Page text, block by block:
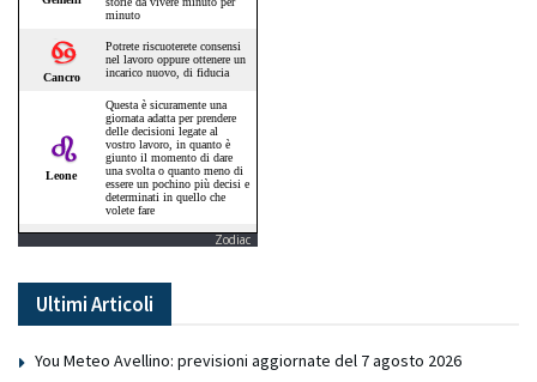
Zodiac
Ultimi Articoli
You Meteo Avellino: previsioni aggiornate del 7 agosto 2026